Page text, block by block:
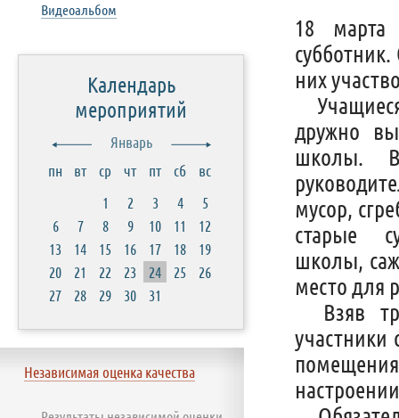
18 марта
них
дружно
школы.
мусор,
старые
школы,
место для
Взяв
Видеоальбом
Календарь
мероприятий
Январь
пн
вт ср чт пт сб
вс
1
2 3 4
5
6
7 8 9 10 11
12
13
14 15 16 17 18
19
20
21 22 23 24 25
26
27
28 29 30 31
Независимая оценка качества